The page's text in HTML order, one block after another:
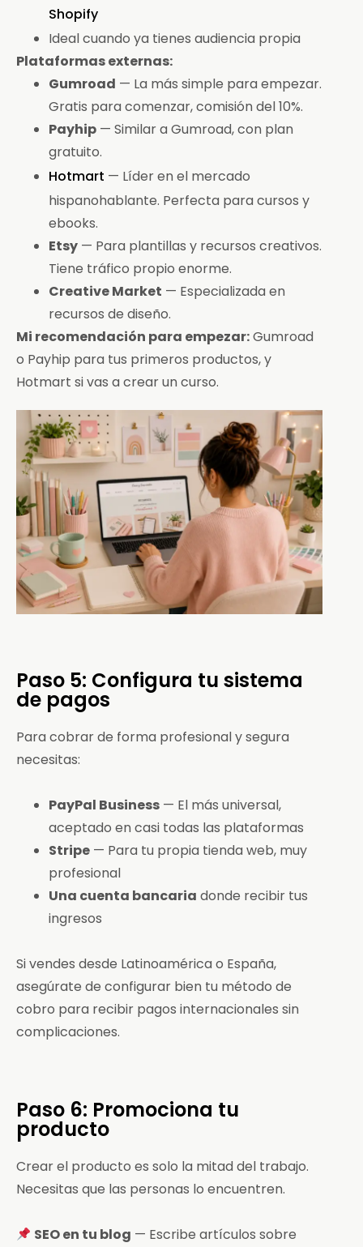
Shopify
Ideal cuando ya tienes audiencia propia
Plataformas externas:
Gumroad — La más simple para empezar.
Gratis para comenzar, comisión del 10%.
Payhip — Similar a Gumroad, con plan
gratuito.
Hotmart — Líder en el mercado
hispanohablante. Perfecta para cursos y
ebooks.
Etsy — Para plantillas y recursos creativos.
Tiene tráfico propio enorme.
Creative Market — Especializada en
recursos de diseño.
Mi recomendación para empezar:Gumroad
o Payhip para tus primeros productos, y
Hotmart si vas a crear un curso.
Paso 5: Configura tu sistema
de pagos
Para cobrar de forma profesional y segura
necesitas:
PayPal Business — El más universal,
aceptado en casi todas las plataformas
Stripe — Para tu propia tienda web, muy
profesional
Una cuenta bancaria donde recibir tus
ingresos
Si vendes desde Latinoamérica o España,
asegúrate de configurar bien tu método de
cobro para recibir pagos internacionales sin
complicaciones.
Paso 6: Promociona tu
producto
Crear el producto es solo la mitad del trabajo.
Necesitas que las personas lo encuentren.
SEO en tu blog — Escribe artículos sobre